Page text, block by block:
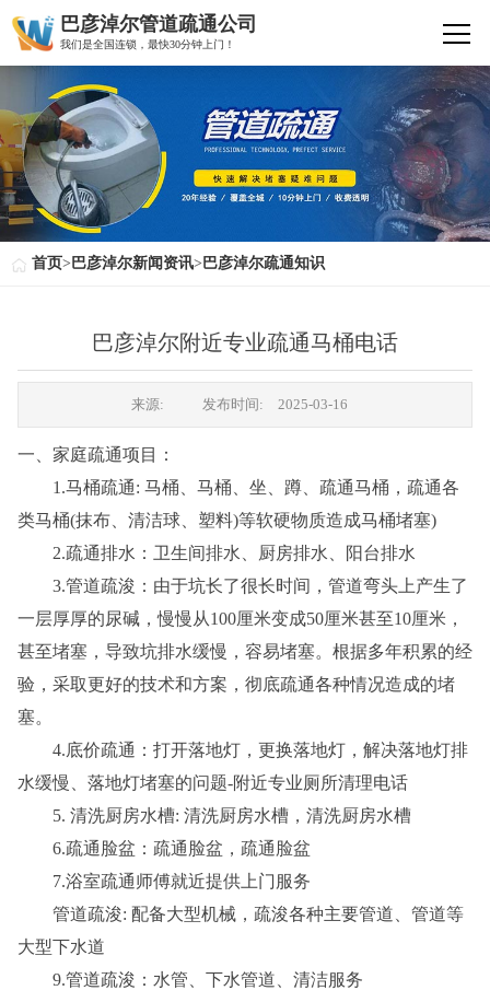
巴彦淖尔管道疏通公司
我们是全国连锁，最快30分钟上门！
首页> 巴彦淖尔新闻资讯> 巴彦淖尔疏通知识
巴彦淖尔附近专业疏通马桶电话
来源: 发布时间: 2025-03-16
一、家庭疏通项目：
1.马桶疏通: 马桶、马桶、坐、蹲、疏通马桶，疏通各
类马桶(抹布、清洁球、塑料)等软硬物质造成马桶堵塞)
2.疏通排水：卫生间排水、厨房排水、阳台排水
3.管道疏浚：由于坑长了很长时间，管道弯头上产生了
一层厚厚的尿碱，慢慢从100厘米变成50厘米甚至10厘米，
甚至堵塞，导致坑排水缓慢，容易堵塞。根据多年积累的经
验，采取更好的技术和方案，彻底疏通各种情况造成的堵
塞。
4.底价疏通：打开落地灯，更换落地灯，解决落地灯排
水缓慢、落地灯堵塞的问题-附近专业厕所清理电话
5. 清洗厨房水槽: 清洗厨房水槽，清洗厨房水槽
6.疏通脸盆：疏通脸盆，疏通脸盆
7.浴室疏通师傅就近提供上门服务
管道疏浚: 配备大型机械，疏浚各种主要管道、管道等
大型下水道
9.管道疏浚：水管、下水管道、清洁服务